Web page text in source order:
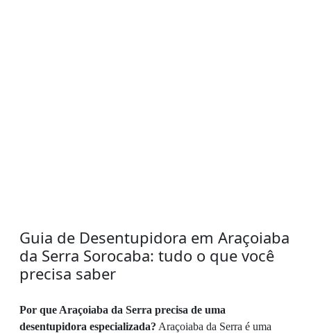
Guia de Desentupidora em Araçoiaba
da Serra Sorocaba: tudo o que você
precisa saber
Por que Araçoiaba da Serra precisa de uma
desentupidora especializada? Araçoiaba da Serra é uma